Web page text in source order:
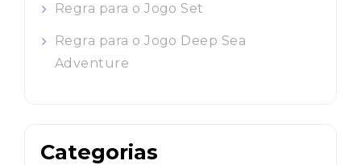
Regra para o Jogo Set
Regra para o Jogo Deep Sea
Adventure
Categorias